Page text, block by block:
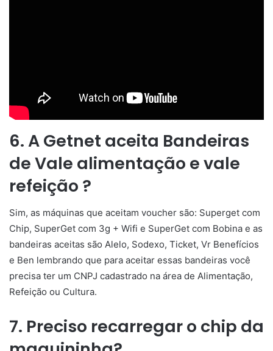
6. A Getnet aceita Bandeiras
de Vale alimentação e vale
refeição ?
Sim, as máquinas que aceitam voucher são: Superget com
Chip, SuperGet com 3g + Wifi e SuperGet com Bobina e as
bandeiras aceitas são Alelo, Sodexo, Ticket, Vr Benefícios
e Ben lembrando que para aceitar essas bandeiras você
precisa ter um CNPJ cadastrado na área de Alimentação,
Refeição ou Cultura.
7. Preciso recarregar o chip da